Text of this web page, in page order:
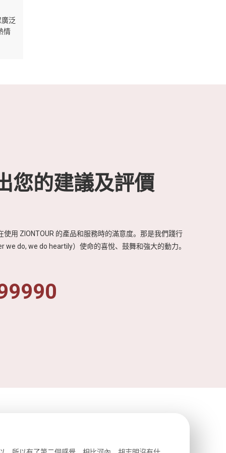
泛
情
您的建議及評價
用 ZIONTOUR 的產品和服務時的滿意度。那是我們踐行
we do, we do heartily）使命的喜悅、鼓舞和強大的動力。